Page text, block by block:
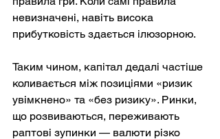
невизначені, навіть висока
прибутковість здається ілюзорною.
Таким чином, капітал дедалі частіше
коливається між позиціями «ризик
увімкнено» та «без ризику». Ринки,
що розвиваються, переживають
раптові зупинки — валюти різко